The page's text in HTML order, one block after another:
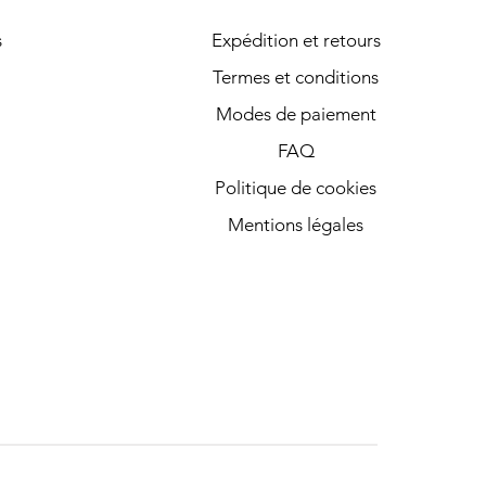
Expédition et retours
Termes et conditions
Modes de paiement
FAQ
Politique de cookies
Mentions légales